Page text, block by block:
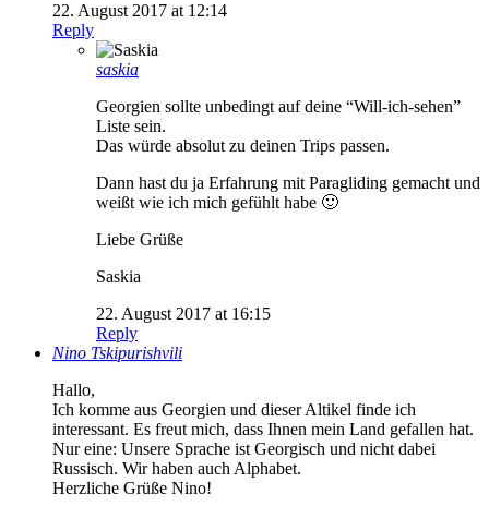
22. August 2017 at 12:14
Reply
saskia
Georgien sollte unbedingt auf deine “Will-ich-sehen”
Liste sein.
Das würde absolut zu deinen Trips passen.
Dann hast du ja Erfahrung mit Paragliding gemacht und
weißt wie ich mich gefühlt habe 🙂
Liebe Grüße
Saskia
22. August 2017 at 16:15
Reply
Nino Tskipurishvili
Hallo,
Ich komme aus Georgien und dieser Altikel finde ich
interessant. Es freut mich, dass Ihnen mein Land gefallen hat.
Nur eine: Unsere Sprache ist Georgisch und nicht dabei
Russisch. Wir haben auch Alphabet.
Herzliche Grüße Nino!